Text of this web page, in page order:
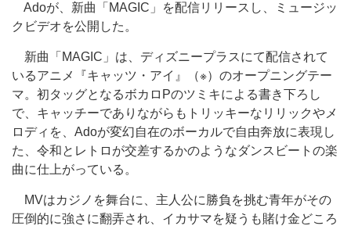
Adoが、新曲「MAGIC」を配信リリースし、ミュージッ
クビデオを公開した。
新曲「MAGIC」は、ディズニープラスにて配信されて
いるアニメ『キャッツ・アイ』（※）のオープニングテー
マ。初タッグとなるボカロPのツミキによる書き下ろし
で、キャッチーでありながらもトリッキーなリリックやメ
ロディを、Adoが変幻自在のボーカルで自由奔放に表現し
た、令和とレトロが交差するかのようなダンスビートの楽
曲に仕上がっている。
MVはカジノを舞台に、主人公に勝負を挑む青年がその
圧倒的に強さに翻弄され、イカサマを疑うも賭け金どころ